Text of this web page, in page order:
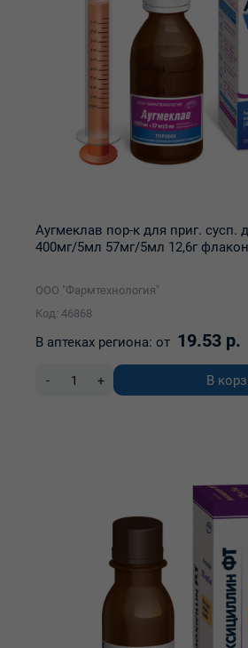
Аугмеклав пор-к для приг. сусп.
400мг/5мл 57мг/5мл 12,6г
ООО "Фармтехнология"
Код: 46868
В аптеках региона: от 19.53 р.
- + В